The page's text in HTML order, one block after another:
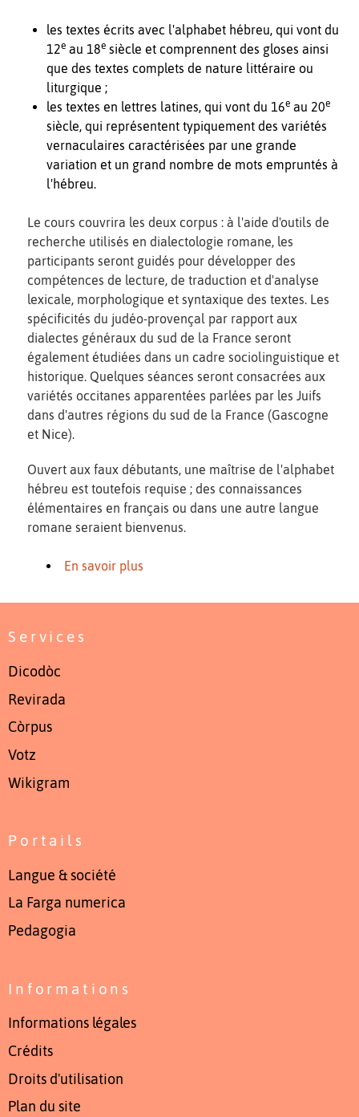
les textes écrits avec l'alphabet hébreu, qui vont du
12e au 18e siècle et comprennent des gloses ainsi
que des textes complets de nature littéraire ou
liturgique ;
les textes en lettres latines, qui vont du 16e au 20e
siècle, qui représentent typiquement des variétés
vernaculaires caractérisées par une grande
variation et un grand nombre de mots empruntés à
l'hébreu.
Le cours couvrira les deux corpus : à l'aide d'outils de
recherche utilisés en dialectologie romane, les
participants seront guidés pour développer des
compétences de lecture, de traduction et d'analyse
lexicale, morphologique et syntaxique des textes. Les
spécificités du judéo-provençal par rapport aux
dialectes généraux du sud de la France seront
également étudiées dans un cadre sociolinguistique et
historique. Quelques séances seront consacrées aux
variétés occitanes apparentées parlées par les Juifs
dans d'autres régions du sud de la France (Gascogne
et Nice).
Ouvert aux faux débutants, une maîtrise de l'alphabet
hébreu est toutefois requise ; des connaissances
élémentaires en français ou dans une autre langue
romane seraient bienvenus.
En savoir plus
Services
Dicodòc
Revirada
Còrpus
Votz
Wikigram
Portails
Langue & société
La Farga numerica
Pedagogia
Informations
Informations légales
Crédits
Droits d'utilisation
Plan du site